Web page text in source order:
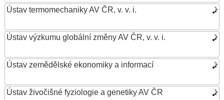
Ústav termomechaniky AV ČR, v. v. i.
Ústav výzkumu globální změny AV ČR, v. v. i.
Ústav zemědělské ekonomiky a informací
Ústav živočišné fyziologie a genetiky AV ČR